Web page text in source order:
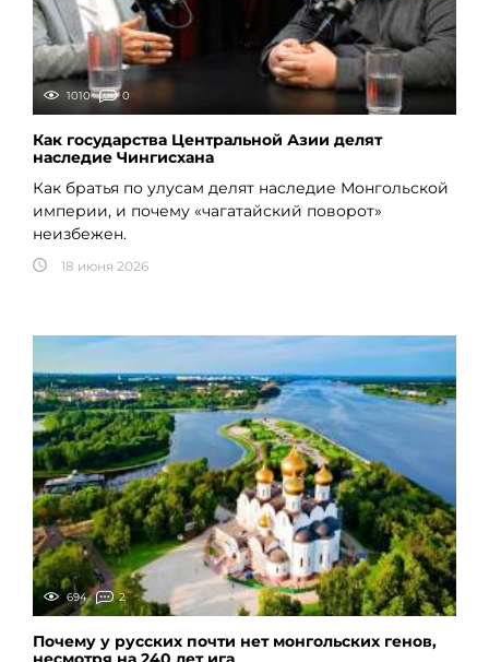
1010 0
Как государства Центральной Азии делят
наследие Чингисхана
Как братья по улусам делят наследие Монгольской
империи, и почему «чагатайский поворот»
неизбежен.
18 июня 2026
694 2
Почему у русских почти нет монгольских генов,